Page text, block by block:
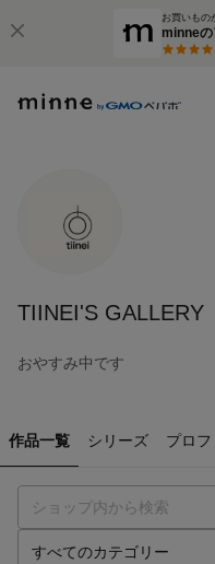
お買いもの
minneの
TIINEI'S GALLERY
おやすみ中です
作品一覧 シリーズ プロ